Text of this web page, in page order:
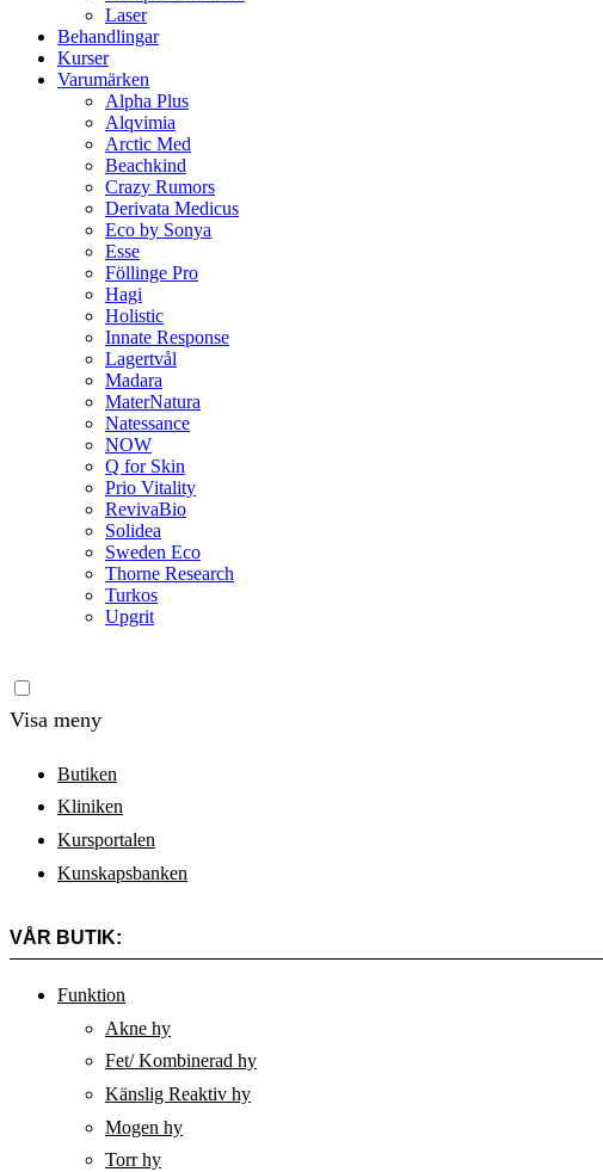
Laser
Behandlingar
Kurser
Varumärken
Alpha Plus
Alqvimia
Arctic Med
Beachkind
Crazy Rumors
Derivata Medicus
Eco by Sonya
Esse
Föllinge Pro
Hagi
Holistic
Innate Response
Lagertvål
Madara
MaterNatura
Natessance
NOW
Q for Skin
Prio Vitality
RevivaBio
Solidea
Sweden Eco
Thorne Research
Turkos
Upgrit
Visa meny
Butiken
Kliniken
Kursportalen
Kunskapsbanken
VÅR BUTIK:
Funktion
Akne hy
Fet/ Kombinerad hy
Känslig Reaktiv hy
Mogen hy
Torr hy